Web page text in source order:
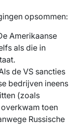
opsommen:
Amerikaanse
als die in
de VS sancties
bedrijven ineens
(zoals
toen
Russische